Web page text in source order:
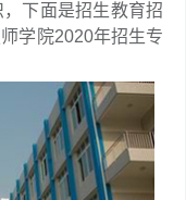
下面是招生教育招
学院2020年招生专